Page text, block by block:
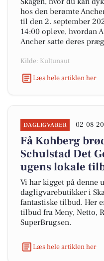
hos den berømte
til den 2. september
14:00 opleve, hvordan
Ancher satte deres
Kilde: Kultunaut
Læs hele artiklen her
DAGLIGVARER 02-08-
Få Kohberg
Schulstad Det
ugens lokale
Vi har kigget på denne
dagligvarebutikker i
fantastiske tilbud. Her
tilbud fra Meny, Netto,
SuperBrugsen.
Læs hele artiklen her